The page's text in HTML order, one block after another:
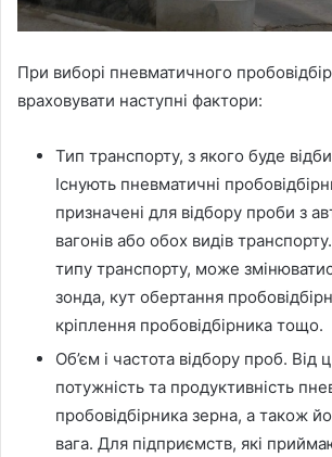
При виборі пневматичного
враховувати наступні фактори:
Тип транспорту, з якого буде
Існують пневматичні
призначені для відбору проби з
вагонів або обох видів
типу транспорту, може
зонда, кут обертання
кріплення пробовідбірника тощо.
Об’єм і частота відбору проб. Від
потужність та продуктивність
пробовідбірника зерна, а також
вага. Для підприємств, які